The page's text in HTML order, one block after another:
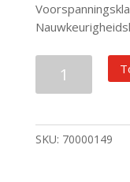
Lineair
35
SKU: 70000149